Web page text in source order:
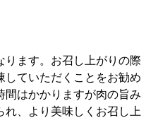
ります。お召し上がりの際
していただくことをお勧め
間はかかりますが肉の旨み
れ、より美味しくお召し上